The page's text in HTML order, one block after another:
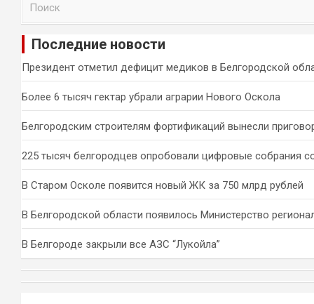
и
Последние новости
Президент отметил дефицит медиков в Белгородской
Более 6 тысяч гектар убрали аграрии Нового Оскола
Белгородским строителям фортификаций вынесли
225 тысяч белгородцев опробовали цифровые собрания
В Старом Осколе появится новый ЖК за 750 млрд рублей
В Белгородской области появилось Министерство
В Белгороде закрыли все АЗС “Лукойла”